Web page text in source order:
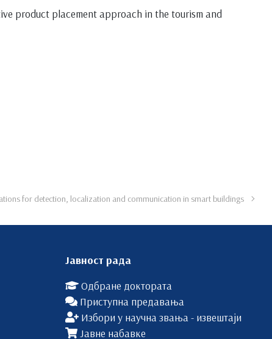
product placement approach in the tourism and
for detection, localization and communication in smart buildings
Јавност рада
Одбране доктората
Приступна предавања
Избори у научна звања - извештаји
Јавне набавке